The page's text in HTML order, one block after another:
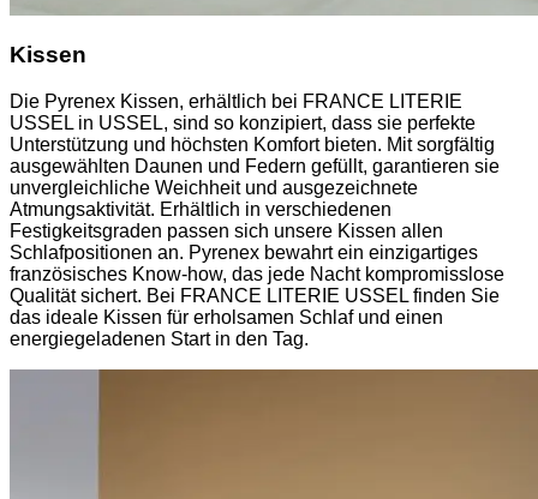
Kissen
Die Pyrenex Kissen, erhältlich bei FRANCE LITERIE
USSEL in USSEL, sind so konzipiert, dass sie perfekte
Unterstützung und höchsten Komfort bieten. Mit sorgfältig
ausgewählten Daunen und Federn gefüllt, garantieren sie
unvergleichliche Weichheit und ausgezeichnete
Atmungsaktivität. Erhältlich in verschiedenen
Festigkeitsgraden passen sich unsere Kissen allen
Schlafpositionen an. Pyrenex bewahrt ein einzigartiges
französisches Know-how, das jede Nacht kompromisslose
Qualität sichert. Bei FRANCE LITERIE USSEL finden Sie
das ideale Kissen für erholsamen Schlaf und einen
energiegeladenen Start in den Tag.